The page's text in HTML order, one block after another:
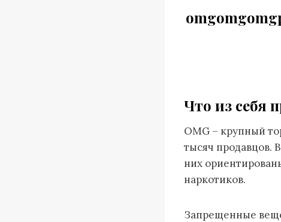
Что из себя
OMG – крупный
тысяч продавцов.
них
наркотиков.
Запрещенные